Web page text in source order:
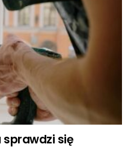
się